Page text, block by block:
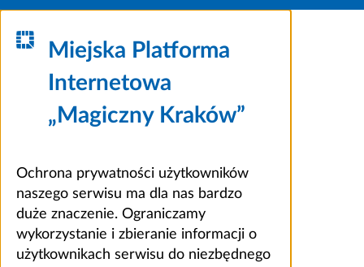
Miejska Platforma
Internetowa
„Magiczny Kraków”
Ochrona prywatności użytkowników
naszego serwisu ma dla nas bardzo
duże znaczenie. Ograniczamy
wykorzystanie i zbieranie informacji o
użytkownikach serwisu do niezbędnego